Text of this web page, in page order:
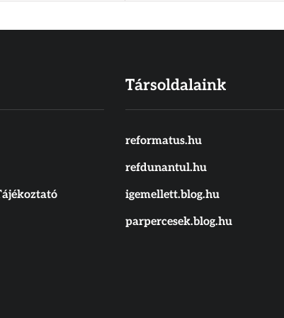
Társoldalaink
reformatus.hu
refdunantul.hu
igemellett.blog.hu
parpercesek.blog.hu